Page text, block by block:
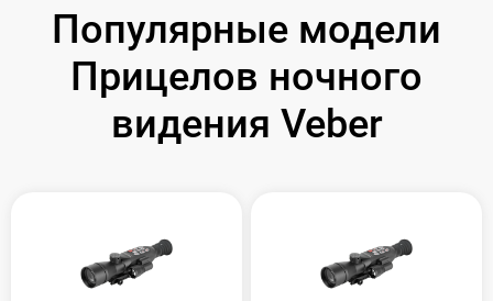
Популярные модели
Прицелов ночного
видения Veber